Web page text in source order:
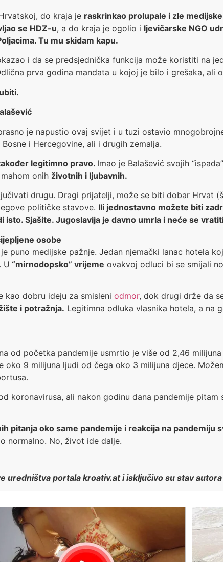
do kraja je raskrinkao prolupale i zle
se HDZ-u, a do kraja je ogolio i ljevičarske NGO
Tu mu skidam kapu.
i da se predsjednička funkcija može koristiti na
prva godina mandata u kojoj je bilo i grešaka, ali
je napustio ovaj svijet i u tuzi ostavio
i Hercegovine, ali i drugih zemalja.
legitimno pravo. Imao je Balašević svojih
onih životnih i ljubavnih.
drugu. Dragi prijatelji, može se biti dobar Hrvat
političke stavove. Ili jednostavno možete biti
isto. Sjašite. Jugoslavija je davno umrla i neće se
osobe
puno medijske pažnje. Jedan njemački lanac hotela
U “mirnodopsko” vrijeme ovakvoj odluci bi se smijali
kao dobru ideju za smisleni odmor, dok drugi drže da
i potražnja. Legitimna odluka vlasnika hotela, a na
od početka pandemije usmrtio je više od 2,46
oko 9 milijuna ljudi od čega oko 3 milijuna djece.
koronavirusa, ali nakon godinu dana pandemije pitam
pitanja oko same pandemije i reakcija na pandemiju
normalno. No, život ide dalje.
uredništva portala kroativ.at i isključivo su stav